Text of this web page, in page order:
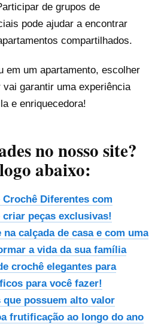
de grupos de
pode ajudar a encontrar
compartilhados.
em um apartamento, escolher
garantir uma experiência
e enriquecedora!
no nosso site?
abaixo:
Crochê Diferentes com
peças exclusivas!
na calçada de casa e com uma
a vida da sua família
crochê elegantes para
para você fazer!
possuem alto valor
frutificação ao longo do ano